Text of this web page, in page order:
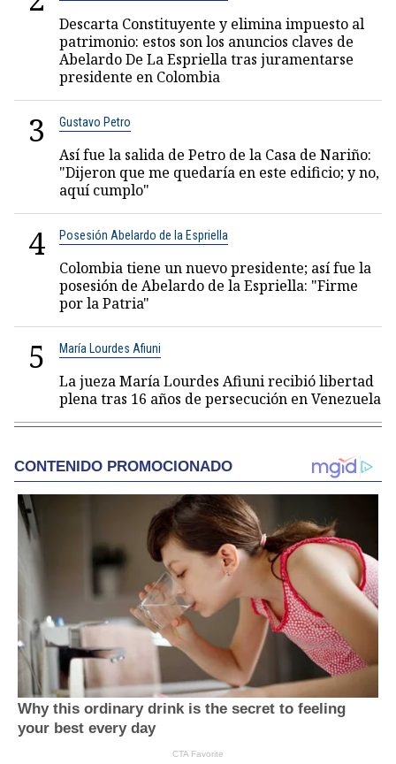
Descarta Constituyente y elimina impuesto al
patrimonio: estos son los anuncios claves de
Abelardo De La Espriella tras juramentarse
presidente en Colombia
3 Gustavo Petro
Así fue la salida de Petro de la Casa de Nariño:
"Dijeron que me quedaría en este edificio; y no,
aquí cumplo"
4 Posesión Abelardo de la Espriella
Colombia tiene un nuevo presidente; así fue la
posesión de Abelardo de la Espriella: "Firme
por la Patria"
5 María Lourdes Afiuni
La jueza María Lourdes Afiuni recibió libertad
plena tras 16 años de persecución en Venezuela